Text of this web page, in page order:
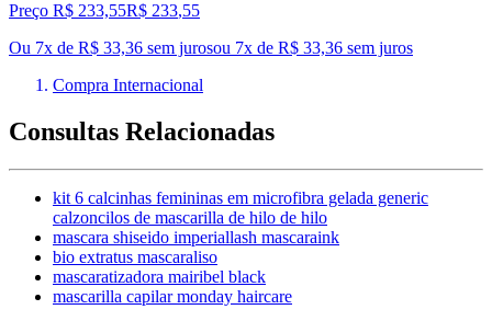
Preço R$ 233,55R$ 233,55
Ou 7x de R$ 33,36 sem jurosou 7x de R$ 33,36 sem juros
Compra Internacional
Consultas Relacionadas
kit 6 calcinhas femininas em microfibra gelada generic
calzoncilos de mascarilla de hilo de hilo
mascara shiseido imperiallash mascaraink
bio extratus mascaraliso
mascaratizadora mairibel black
mascarilla capilar monday haircare